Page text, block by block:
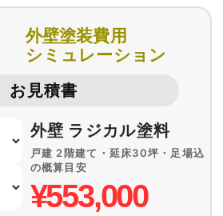
外壁塗装費用
シミュレーション
お見積書
外壁 ラジカル塗料
戸建 2階建て・延床30坪・足場込
の概算目安
¥553,000